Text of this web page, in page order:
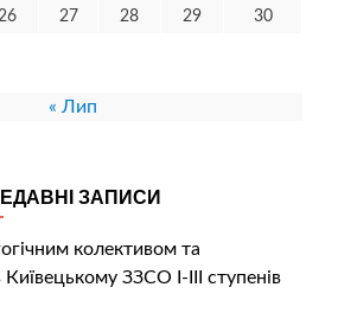
27 28 29 30
« Лип
ЗАПИСИ
колективом та
ЗЗСО І-ІІІ ступенів